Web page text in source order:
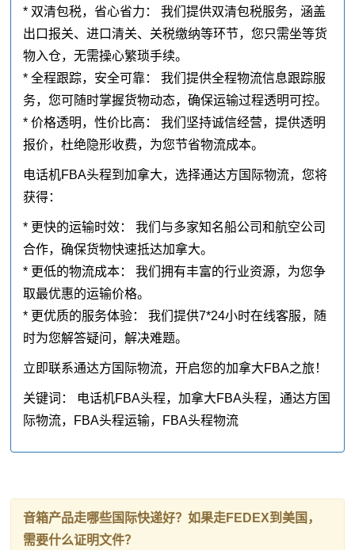
* 双清包税，省心省力： 我们提供双清包税服务，涵盖
出口报关、进口清关、关税缴纳等环节，您只需坐等货
物入仓，无需操心繁琐手续。
* 全程跟踪，安全可靠： 我们提供全程物流信息跟踪服
务，您可随时掌握货物动态，确保运输过程透明可控。
* 价格透明，性价比高： 我们坚持诚信经营，提供透明
报价，杜绝隐形收费，为您节省物流成本。
电话机FBA头程到加拿大，选择通达方国际物流，您将
获得：
* 更快的运输时效： 我们与多家知名船公司和航空公司
合作，确保货物快速抵达加拿大。
* 更低的物流成本： 我们拥有丰富的行业资源，为您争
取最优惠的运输价格。
* 更优质的服务体验： 我们提供7*24小时在线客服，随
时为您解答疑问，解决难题。
立即联系通达方国际物流，开启您的加拿大FBA之旅！
关键词： 电话机FBA头程，加拿大FBA头程，通达方国
际物流，FBA头程运输，FBA头程物流
音箱产品走哪些国际快递好？如果走FEDEX到美国，
需要什么证明文件？